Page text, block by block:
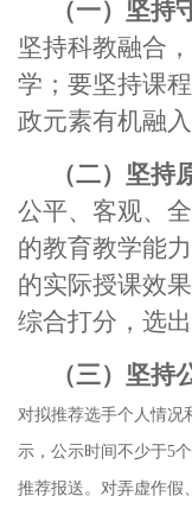
（一）坚持
坚持科教融合
学；要坚持课
政元素有机融入
（二）坚持
公平、客观、
的教育教学能
的实际授课效
综合打分，选出
（三）坚持
对拟推荐选手个人情况
示，公示时间不少于5
推荐报送。对弄虚作假